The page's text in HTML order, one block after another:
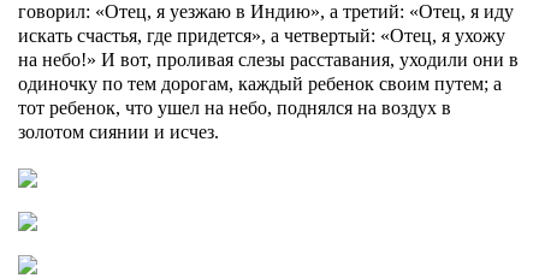
говорил: «Отец, я уезжаю в Индию», а третий: «Отец, я иду
искать счастья, где придется», а четвертый: «Отец, я ухожу
на небо!» И вот, проливая слезы расставания, уходили они в
одиночку по тем дорогам, каждый ребенок своим путем; а
тот ребенок, что ушел на небо, поднялся на воздух в
золотом сиянии и исчез.